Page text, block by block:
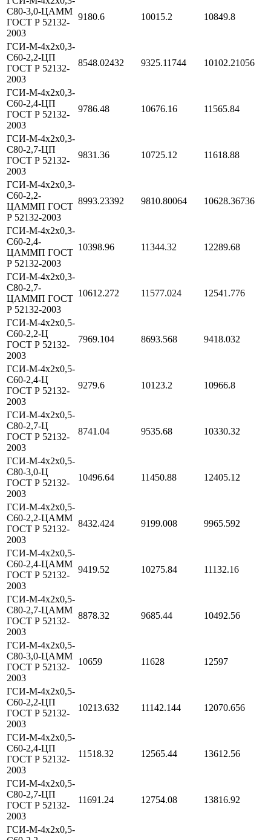
С80-3,0-ЦАММ
ГОСТ Р 52132-
2003
9180.6 10015.2 10849.8
ГСИ-М-4х2х0,3-
С60-2,2-ЦП
ГОСТ Р 52132-
2003
8548.02432 9325.11744 10102.21056
ГСИ-М-4х2х0,3-
С60-2,4-ЦП
ГОСТ Р 52132-
2003
9786.48 10676.16 11565.84
ГСИ-М-4х2х0,3-
С80-2,7-ЦП
ГОСТ Р 52132-
2003
9831.36 10725.12 11618.88
ГСИ-М-4х2х0,3-
С60-2,2-
ЦАММП ГОСТ
Р 52132-2003
8993.23392 9810.80064 10628.36736
ГСИ-М-4х2х0,3-
С60-2,4-
ЦАММП ГОСТ
Р 52132-2003
10398.96 11344.32 12289.68
ГСИ-М-4х2х0,3-
С80-2,7-
ЦАММП ГОСТ
Р 52132-2003
10612.272 11577.024 12541.776
ГСИ-М-4х2х0,5-
С60-2,2-Ц
ГОСТ Р 52132-
2003
7969.104 8693.568 9418.032
ГСИ-М-4х2х0,5-
С60-2,4-Ц
ГОСТ Р 52132-
2003
9279.6 10123.2 10966.8
ГСИ-М-4х2х0,5-
С80-2,7-Ц
ГОСТ Р 52132-
2003
8741.04 9535.68 10330.32
ГСИ-М-4х2х0,5-
С80-3,0-Ц
ГОСТ Р 52132-
2003
10496.64 11450.88 12405.12
ГСИ-М-4х2х0,5-
С60-2,2-ЦАММ
ГОСТ Р 52132-
2003
8432.424 9199.008 9965.592
ГСИ-М-4х2х0,5-
С60-2,4-ЦАММ
ГОСТ Р 52132-
2003
9419.52 10275.84 11132.16
ГСИ-М-4х2х0,5-
С80-2,7-ЦАММ
ГОСТ Р 52132-
2003
8878.32 9685.44 10492.56
ГСИ-М-4х2х0,5-
С80-3,0-ЦАММ
ГОСТ Р 52132-
2003
10659 11628 12597
ГСИ-М-4х2х0,5-
С60-2,2-ЦП
ГОСТ Р 52132-
2003
10213.632 11142.144 12070.656
ГСИ-М-4х2х0,5-
С60-2,4-ЦП
ГОСТ Р 52132-
2003
11518.32 12565.44 13612.56
ГСИ-М-4х2х0,5-
С80-2,7-ЦП
ГОСТ Р 52132-
2003
11691.24 12754.08 13816.92
ГСИ-М-4х2х0,5-